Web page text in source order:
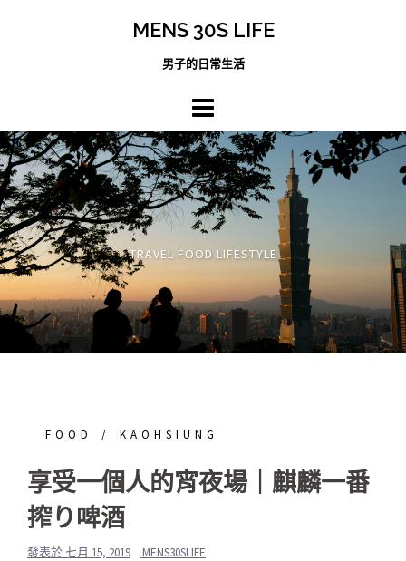
MENS 30S LIFE
男子的日常生活
TRAVEL FOOD LIFESTYLE
FOOD KAOHSIUNG
享受一個人的宵夜場｜麒麟一番
搾り啤酒
發表於七月 15, 2019 MENS30SLIFE